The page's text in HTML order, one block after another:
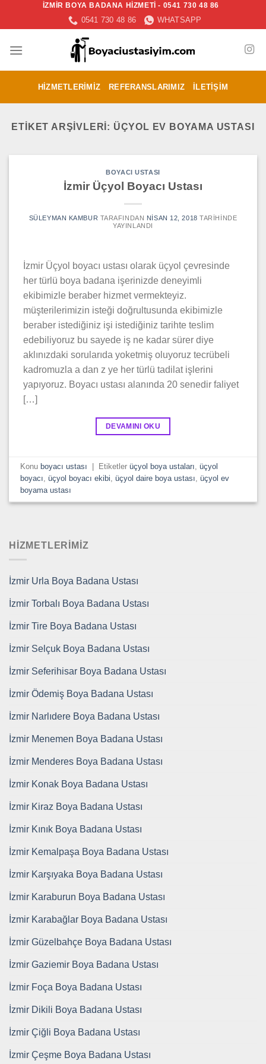
İZMİR BOYA BADANA HİZMETİ - 0541 730 48 86
0541 730 48 86 WHATSAPP
HIZMETLERIMIZ REFERANSLARIMIZ İLETIŞIM
ETIKET ARŞIVLERI: ÜÇYOL EV BOYAMA USTASI
BOYACI USTASI
İzmir Üçyol Boyacı Ustası
SÜLEYMAN KAMBUR TARAFINDAN NISAN 12, 2018 TARIHINDE
YAYINLANDI
İzmir Üçyol boyacı ustası olarak üçyol çevresinde
her türlü boya badana işerinizde deneyimli
ekibimizle beraber hizmet vermekteyiz.
müşterilerimizin isteği doğrultusunda ekibimizle
beraber istediğiniz işi istediğiniz tarihte teslim
edebiliyoruz bu sayede iş ne kadar sürer diye
aklınızdaki sorularıda yoketmiş oluyoruz tecrübeli
kadromuzla a dan z ye her türlü tadilat işlerini
yapıyoruz. Boyacı ustası alanında 20 senedir faliyet
[…]
DEVAMINI OKU
Konu boyacı ustası Etiketlerüçyol boya ustaları ,üçyol
boyacı ,üçyol boyacı ekibi ,üçyol daire boya ustası ,üçyol ev
boyama ustası
HİZMETLERİMİZ
İzmir Urla Boya Badana Ustası
İzmir Torbalı Boya Badana Ustası
İzmir Tire Boya Badana Ustası
İzmir Selçuk Boya Badana Ustası
İzmir Seferihisar Boya Badana Ustası
İzmir Ödemiş Boya Badana Ustası
İzmir Narlıdere Boya Badana Ustası
İzmir Menemen Boya Badana Ustası
İzmir Menderes Boya Badana Ustası
İzmir Konak Boya Badana Ustası
İzmir Kiraz Boya Badana Ustası
İzmir Kınık Boya Badana Ustası
İzmir Kemalpaşa Boya Badana Ustası
İzmir Karşıyaka Boya Badana Ustası
İzmir Karaburun Boya Badana Ustası
İzmir Karabağlar Boya Badana Ustası
İzmir Güzelbahçe Boya Badana Ustası
İzmir Gaziemir Boya Badana Ustası
İzmir Foça Boya Badana Ustası
İzmir Dikili Boya Badana Ustası
İzmir Çiğli Boya Badana Ustası
İzmir Çeşme Boya Badana Ustası